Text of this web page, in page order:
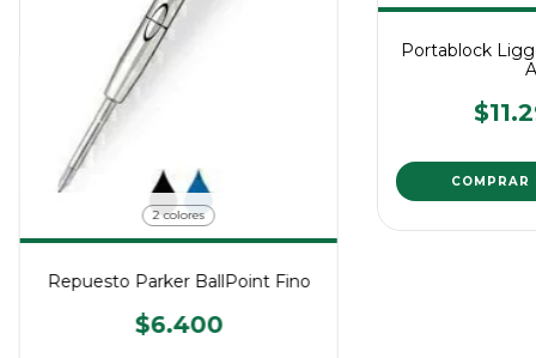
2 colores
Repuesto Parker BallPoint Fino
$6.400
Portablock
COMPRAR